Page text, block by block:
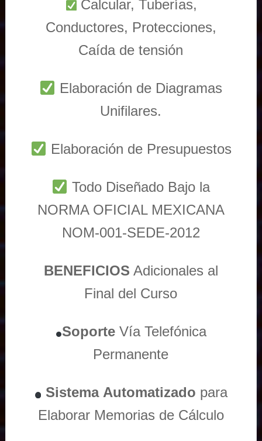
Calcular, Tuberías,
Conductores, Protecciones,
Caída de tensión
Elaboración de Diagramas
Unifilares.
Elaboración de Presupuestos
Todo Diseñado Bajo la
NORMA OFICIAL MEXICANA
NOM-001-SEDE-2012
BENEFICIOS Adicionales al
Final del Curso
Soporte Vía Telefónica
Permanente
Sistema Automatizado para
Elaborar Memorias de Cálculo